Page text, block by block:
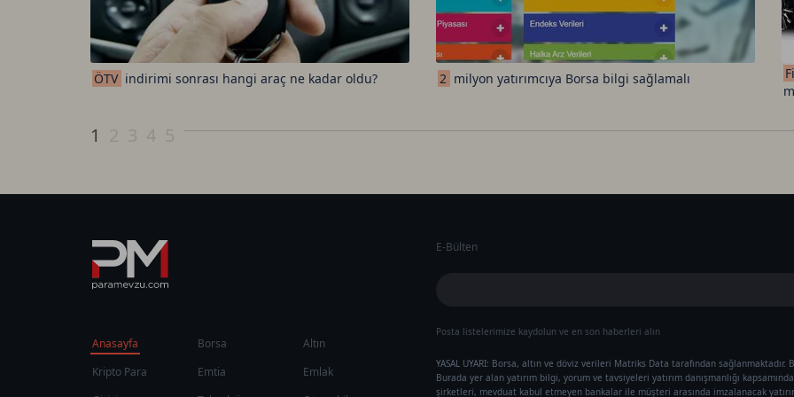
ÖTV indirimi sonrası hangi araç ne kadar oldu? 2 milyon yatırımcıya Borsa bilgi sağlamalı
1
Anasayfa Borsa
Altın
Kripto Para
Emtia
Emlak
E-Bülten
Posta listelerimize kaydolun ve en son haberleri alın
YASAL UYARI: Borsa, altın ve döviz verileri Matriks Data tarafından
Burada yer alan yatırım bilgi, yorum ve tavsiyeleri yatırım danışmanlığı
şirketleri, mevduat kabul etmeyen bankalar ile müşteri arasında imzalanacak